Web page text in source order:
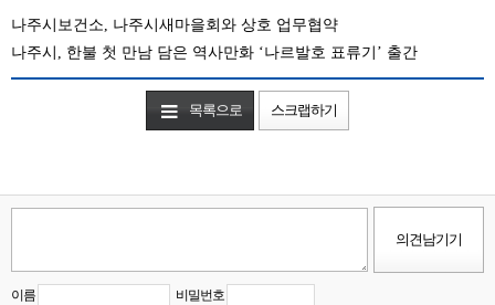
나주시보건소, 나주시새마을회와 상호 업무협약
나주시, 한불 첫 만남 담은 역사만화 ‘나르발호 표류기’ 출간
목록으로 스크랩하기
이름 비밀번호